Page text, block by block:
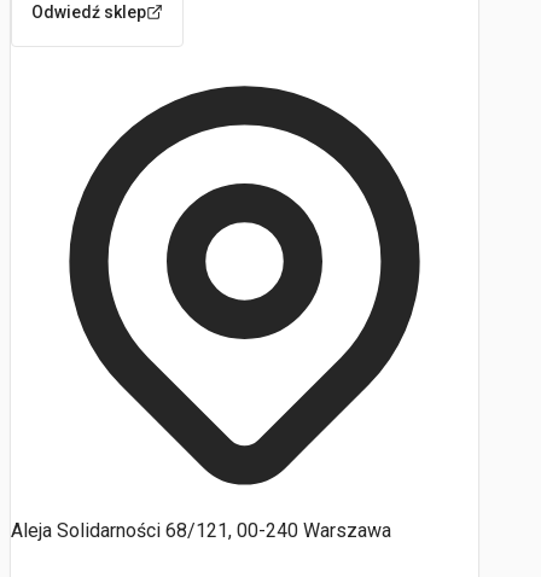
Odwiedź sklep
Aleja Solidarności 68/121, 00-240 Warszawa